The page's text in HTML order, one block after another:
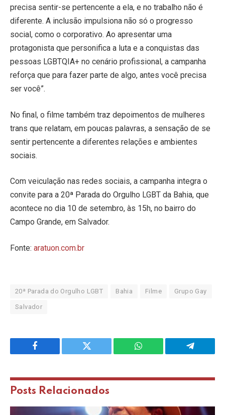
precisa sentir-se pertencente a ela, e no trabalho não é
diferente. A inclusão impulsiona não só o progresso
social, como o corporativo. Ao apresentar uma
protagonista que personifica a luta e a conquistas das
pessoas LGBTQIA+ no cenário profissional, a campanha
reforça que para fazer parte de algo, antes você precisa
ser você”.
No final, o filme também traz depoimentos de mulheres
trans que relatam, em poucas palavras, a sensação de se
sentir pertencente a diferentes relações e ambientes
sociais.
Com veiculação nas redes sociais, a campanha integra o
convite para a 20ª Parada do Orgulho LGBT da Bahia, que
acontece no dia 10 de setembro, às 15h, no bairro do
Campo Grande, em Salvador.
Fonte: aratuon.com.br
20ª Parada do Orgulho LGBT Bahia Filme Grupo Gay
Salvador
Facebook Twitter WhatsApp Telegram
Posts Relacionados